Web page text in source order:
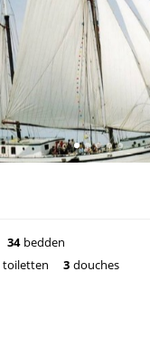
34 bedden
toiletten 3 douches